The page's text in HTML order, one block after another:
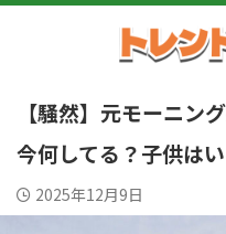
【騒然】元モーニン
今何してる？子供は
2025年12月9日